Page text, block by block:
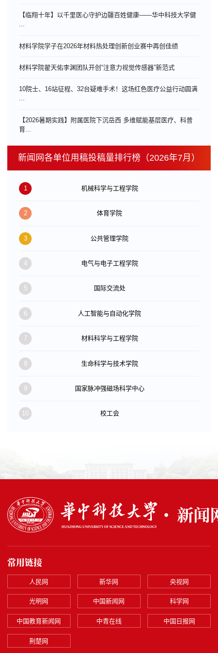
【临翔十年】以千里医心守护边疆百姓健康——华中科技大学健
...
材料学院学子在2026年材料热处理创新创业赛中再创佳绩
材料学院翟天佑李渊团队开创“注意力视觉传感器”新范式
10院士、16站征程、32台疑难手术！这场红色医疗公益行动圆满
...
【2026暑期实践】附属医院下沉岳西 多维赋能基层医疗、科普
育...
新闻网各单位用稿投稿量排行榜（2026年7月）
1 机械科学与工程学院
2 体育学院
3 公共管理学院
4 电气与电子工程学院
5 国际交流处
6 人工智能与自动化学院
7 材料科学与工程学院
8 生命科学与技术学院
9 国家脉冲强磁场科学中心
10 校工会
常用链接
人民网 新华网 央视网
光明网 中国新闻网 科学网
中国教育新闻网 中青在线 中国日报网
荆楚网